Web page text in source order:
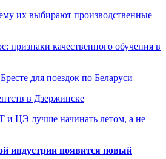
их выбирают производственные
признаки качественного обучения в
для поездок по Беларуси
в Дзержинске
и ЦЭ лучше начинать летом, а не
индустрии появится новый